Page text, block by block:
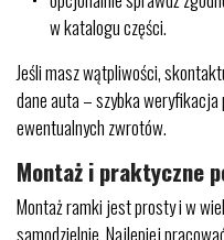
w katalogu części.
Jeśli masz wątpliwości,
dane auta – szybka
ewentualnych zwrotów.
Montaż i praktyczne
Montaż ramki jest prosty i w
samodzielnie. Najlepiej